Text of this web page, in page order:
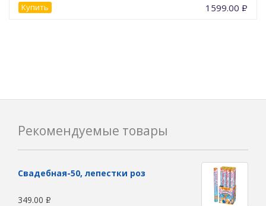
Купить 1599.00 Р
Рекомендуемые товары
Свадебная-50, лепестки роз
349.00 Р